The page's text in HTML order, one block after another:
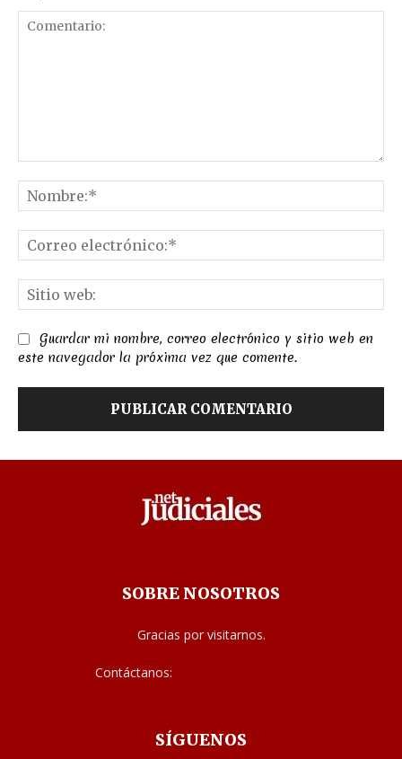
Guardar mi nombre, correo electrónico y sitio web en
este navegador la próxima vez que comente.
SOBRE NOSOTROS
Gracias por visitarnos.
Contáctanos:
SÍGUENOS